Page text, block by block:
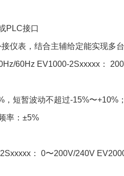
PLC接口
仪表，结合主辅给定能实现多
60Hz EV1000-2Sxxxxx：
短暂波动不超过-15%〜+10%；
率：±5%
： 0〜200V/240V